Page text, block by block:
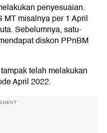
penyesuaian.
misalnya per 1 April
Sebelumnya, satu-
diskon PPnBM
telah melakukan
April 2022.